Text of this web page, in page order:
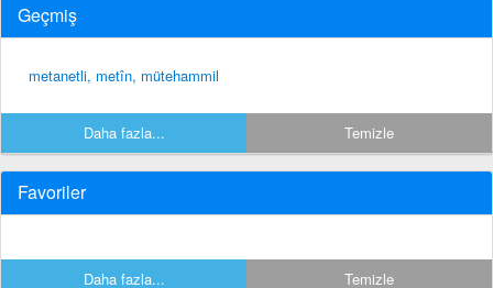
Geçmiş
metanetli, metîn, mütehammil
Daha fazla... Temizle
Favoriler
Daha fazla... Temizle